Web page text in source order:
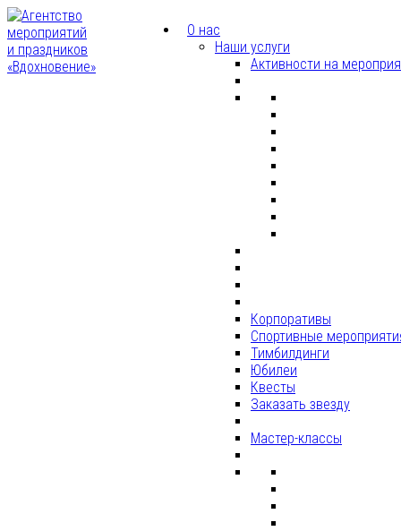
О нас
Наши услуги
Активности на
Корпоративы
Спортивные
Тимбилдинги
Юбилеи
Квесты
Заказать звезду
Мастер-классы